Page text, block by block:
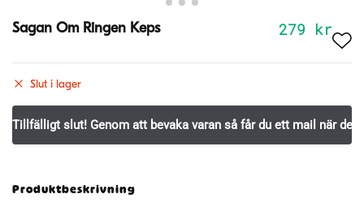
Sagan Om Ringen Keps 279 kr
Slut i lager
Produktbeskrivning